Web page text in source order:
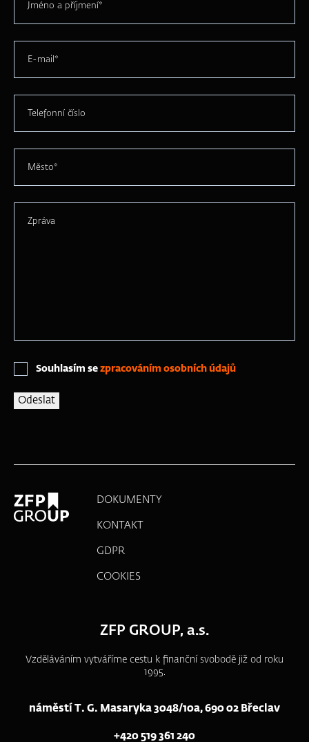
Jméno a příjmení*
E-mail*
Telefonní číslo
Město*
Zpráva
Souhlasím se zpracováním osobních údajů
DOKUMENTY
KONTAKT
GDPR
COOKIES
ZFP GROUP, a.s.
Vzděláváním vytváříme cestu k finanční svobodě již od roku
1995.
náměstí T. G. Masaryka 3048/10a, 690 02 Břeclav
+420 519 361 240